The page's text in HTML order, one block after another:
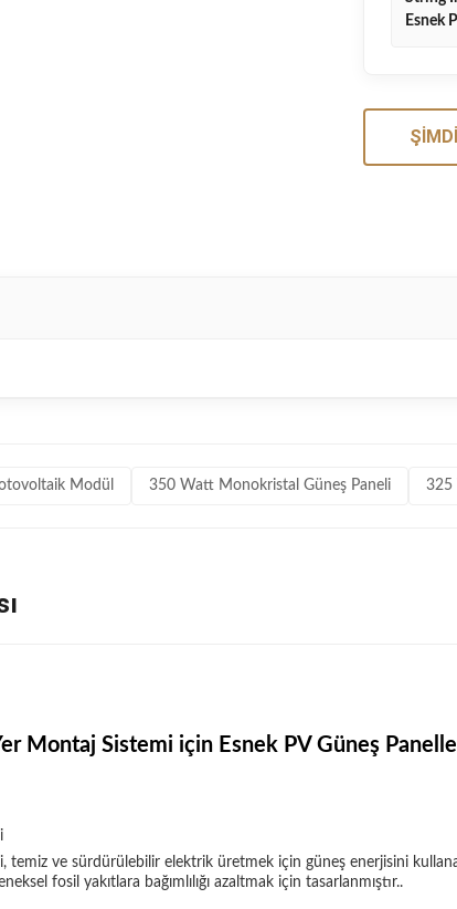
Esnek
Modül 350 Watt Monokristal Güneş Paneli 325
Montaj Sistemi için Esnek PV Güneş
temiz ve sürdürülebilir elektrik üretmek için güneş enerjisini
fosil yakıtlara bağımlılığı azaltmak için tasarlanmıştır..